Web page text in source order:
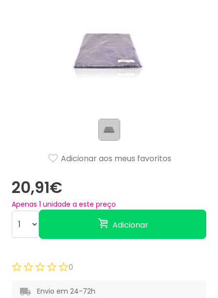
20,91€
Apenas 1 unidade a este preço
Adicionar
Adicionar aos meus favoritos
0
Envio em 24-72h